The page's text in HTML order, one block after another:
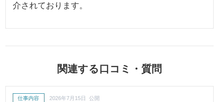
介されております。
関連する口コミ・質問
仕事内容 2026年7月15日 公開